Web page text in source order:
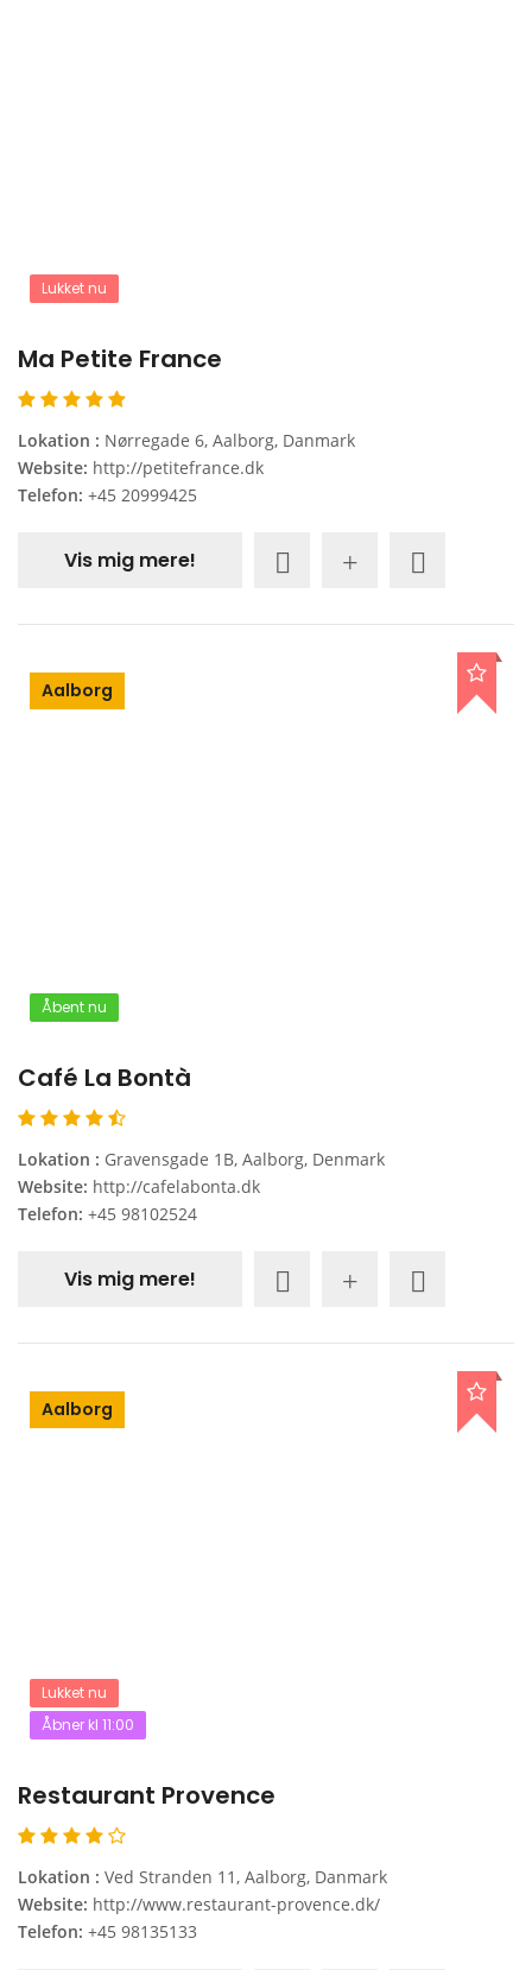
Lukket nu
Ma Petite France
Lokation : Nørregade 6, Aalborg, Danmark
Website: http://petitefrance.dk
Telefon: +45 20999425
Vis mig mere!
Aalborg
Åbent nu
Café La Bontà
Lokation : Gravensgade 1B, Aalborg, Denmark
Website: http://cafelabonta.dk
Telefon: +45 98102524
Vis mig mere!
Aalborg
Lukket nu
Åbner kl 11:00
Restaurant Provence
Lokation : Ved Stranden 11, Aalborg, Danmark
Website: http://www.restaurant-provence.dk/
Telefon: +45 98135133